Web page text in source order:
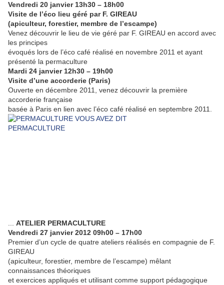
Vendredi 20 janvier 13h30 – 18h00
Visite de l’éco lieu géré par F. GIREAU
(apiculteur, forestier, membre de l’escampe)
Venez découvrir le lieu de vie géré par F. GIREAU en accord avec
les principes
évoqués lors de l’éco café réalisé en novembre 2011 et ayant
présenté la permaculture
Mardi 24 janvier 12h30 – 19h00
Visite d’une accorderie (Paris)
Ouverte en décembre 2011, venez découvrir la première
accorderie française
basée à Paris en lien avec l’éco café réalisé en septembre 2011.
ATELIER PERMACULTURE
Vendredi 27 janvier 2012 09h00 – 17h00
Premier d’un cycle de quatre ateliers réalisés en compagnie de F.
GIREAU
(apiculteur, forestier, membre de l’escampe) mêlant
connaissances théoriques
et exercices appliqués et utilisant comme support pédagogique